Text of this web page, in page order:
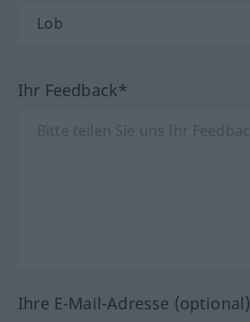
Ihr Feedback*
Ihre E-Mail-Adresse (optional)